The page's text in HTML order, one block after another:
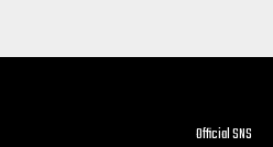
Official SNS